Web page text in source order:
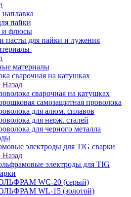
пайки
и флюсы
пасты для пайки и лужения
материалы
сварочная на катушках
Назад
сварочная на катушках
самозащитная проволока
для алюм. сплавов
для нерж. сталей
для черного металла
электроды для TIG сварки
Назад
электроды для TIG
WC-20 (серый)
WL-15 (золотой)